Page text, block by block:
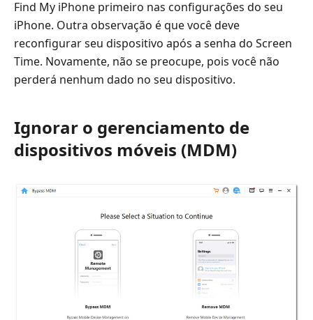
Find My iPhone primeiro nas configurações do seu
iPhone. Outra observação é que você deve
reconfigurar seu dispositivo após a senha do Screen
Time. Novamente, não se preocupe, pois você não
perderá nenhum dado no seu dispositivo.
Ignorar o gerenciamento de
dispositivos móveis (MDM)